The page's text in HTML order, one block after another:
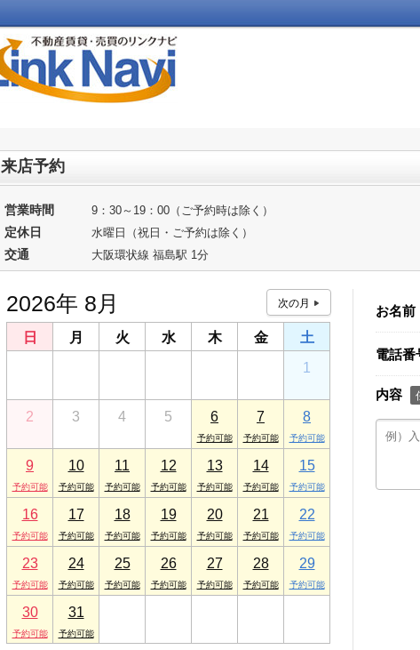
来店予約
営業時間 9：30～19：00（ご予約時は除く）
定休日 水曜日（祝日・ご予約は除く）
交通 大阪環状線 福島駅 1分
2026年 8月
日 月 火 水 木 金
土
1
2 3 4 5 6 7 8
9 10 11 12 13 14 15
16 17 18 19 20 21 22
23 24 25 26 27 28 29
30 31
お名前
電話番
内容